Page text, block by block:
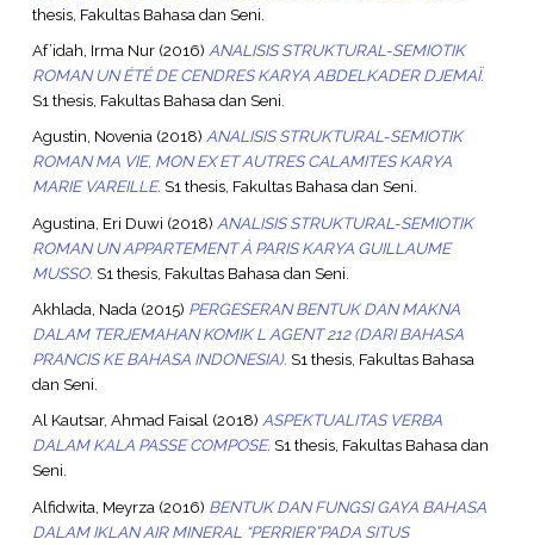
thesis, Fakultas Bahasa dan Seni.
Af’idah, Irma Nur(2016) ANALISIS STRUKTURAL-SEMIOTIK
ROMAN UN ÉTÉ DE CENDRES KARYA ABDELKADER DJEMAÏ.
S1 thesis, Fakultas Bahasa dan Seni.
Agustin, Novenia(2018) ANALISIS STRUKTURAL-SEMIOTIK
ROMAN MA VIE, MON EX ET AUTRES CALAMITES KARYA
MARIE VAREILLE. S1 thesis, Fakultas Bahasa dan Seni.
Agustina, Eri Duwi (2018) ANALISIS STRUKTURAL-SEMIOTIK
ROMAN UN APPARTEMENT À PARIS KARYA GUILLAUME
MUSSO. S1 thesis, Fakultas Bahasa dan Seni.
Akhlada, Nada (2015) PERGESERAN BENTUK DAN MAKNA
DALAM TERJEMAHAN KOMIK L AGENT 212 (DARI BAHASA
PRANCIS KE BAHASA INDONESIA). S1 thesis, Fakultas Bahasa
dan Seni.
Al Kautsar, Ahmad Faisal (2018) ASPEKTUALITAS VERBA
DALAM KALA PASSE COMPOSE. S1 thesis, Fakultas Bahasa dan
Seni.
Alfidwita, Meyrza (2016) BENTUK DAN FUNGSI GAYA BAHASA
DALAM IKLAN AIR MINERAL “PERRIER”PADA SITUS